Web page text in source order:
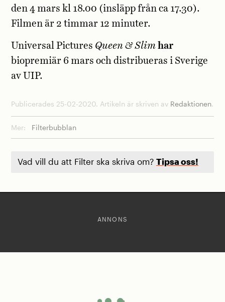
den 4 mars kl 18.00 (insläpp från ca 17.30).
Filmen är 2 timmar 12 minuter.
Universal Pictures Queen & Slim har
biopremiär 6 mars och distribueras i Sverige
av UIP.
Publicerades 25-02-2020. Artikeln är skriven av Redaktionen.
Mer: Filterbubblan
Vad vill du att Filter ska skriva om? Tipsa oss!
ANNONS